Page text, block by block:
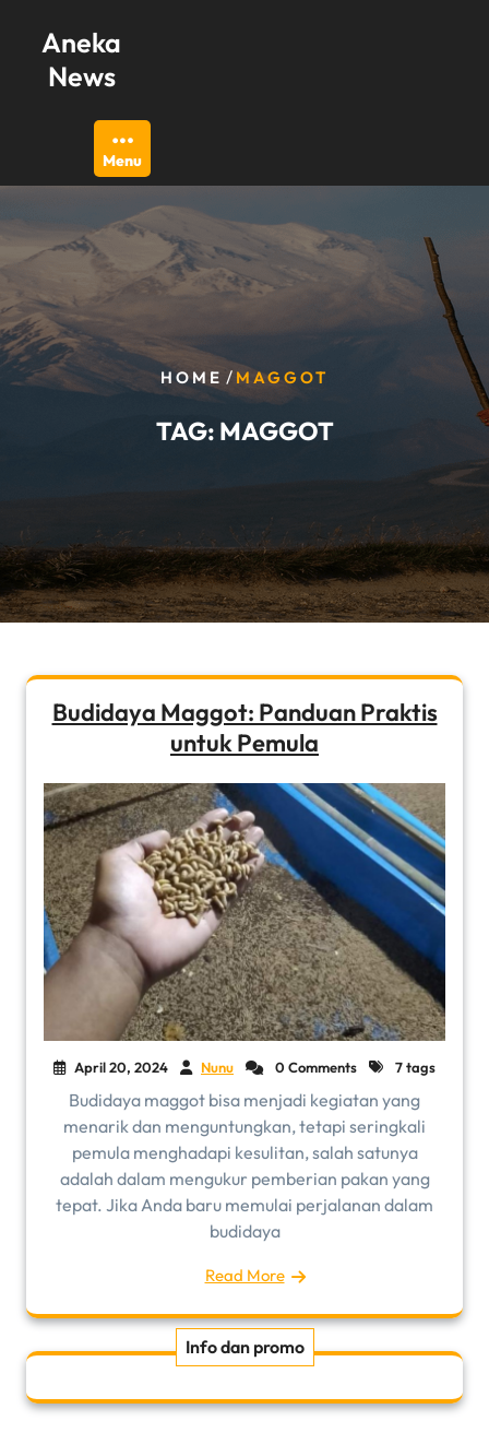
content
Aneka
News
Menu
HOME / MAGGOT
TAG: MAGGOT
Budidaya Maggot: Panduan Praktis
untuk Pemula
April 20, 2024 Nunu 0 Comments 7 tags
Budidaya maggot bisa menjadi kegiatan yang
menarik dan menguntungkan, tetapi seringkali
pemula menghadapi kesulitan, salah satunya
adalah dalam mengukur pemberian pakan yang
tepat. Jika Anda baru memulai perjalanan dalam
budidaya
Read More
Info dan promo